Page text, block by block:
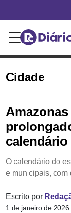
Cidade
calendário
O calendário do
e municipais, com
Escrito por
1 de janeiro de 2026